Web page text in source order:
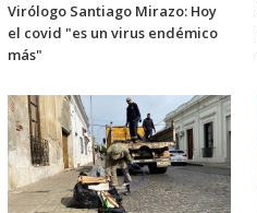
Virólogo Santiago Mirazo: Hoy
el covid "es un virus endémico
más"